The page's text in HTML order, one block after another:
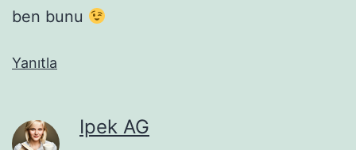
ben bunu
Yanıtla
Ipek AG